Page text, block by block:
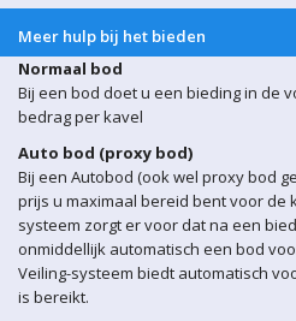
Meer hulp bij het bieden
Normaal bod
Bij een bod doet u een bieding in de
bedrag per kavel
Auto bod (proxy bod)
Bij een Autobod (ook wel proxy bod
prijs u maximaal bereid bent voor de
systeem zorgt er voor dat na een
onmiddellijk automatisch een bod
Veiling-systeem biedt automatisch
is bereikt.